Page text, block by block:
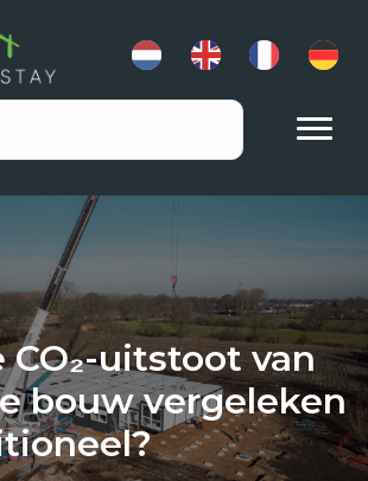
CO₂-uitstoot van
bouw vergeleken